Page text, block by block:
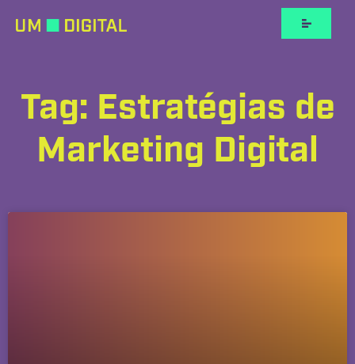
Tag: Estratégias de
Marketing Digital